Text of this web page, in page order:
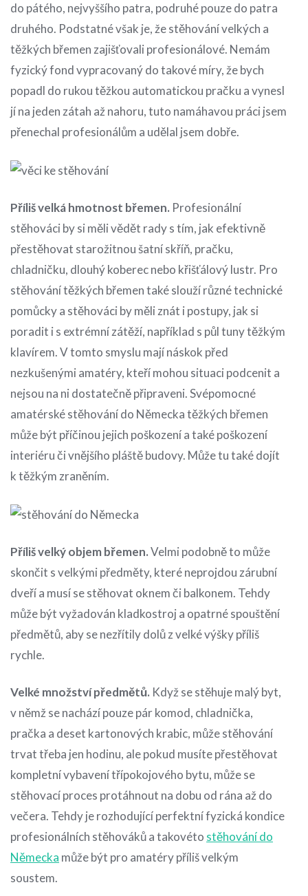
do pátého, nejvyššího patra, podruhé pouze do patra
druhého. Podstatné však je, že stěhování velkých a
těžkých břemen zajišťovali profesionálové. Nemám
fyzický fond vypracovaný do takové míry, že bych
popadl do rukou těžkou automatickou pračku a vynesl
jí na jeden zátah až nahoru, tuto namáhavou práci jsem
přenechal profesionálům a udělal jsem dobře.
Příliš velká hmotnost břemen. Profesionální
stěhováci by si měli vědět rady s tím, jak efektivně
přestěhovat starožitnou šatní skříň, pračku,
chladničku, dlouhý koberec nebo křišťálový lustr. Pro
stěhování těžkých břemen také slouží různé technické
pomůcky a stěhováci by měli znát i postupy, jak si
poradit i s extrémní zátěží, například s půl tuny těžkým
klavírem. V tomto smyslu mají náskok před
nezkušenými amatéry, kteří mohou situaci podcenit a
nejsou na ni dostatečně připraveni. Svépomocné
amatérské stěhování do Německa těžkých břemen
může být příčinou jejich poškození a také poškození
interiéru či vnějšího pláště budovy. Může tu také dojít
k těžkým zraněním.
Příliš velký objem břemen.Velmi podobně to může
skončit s velkými předměty, které neprojdou zárubní
dveří a musí se stěhovat oknem či balkonem. Tehdy
může být vyžadován kladkostroj a opatrné spouštění
předmětů, aby se nezřítily dolů z velké výšky příliš
rychle.
Velké množství předmětů. Když se stěhuje malý byt,
v němž se nachází pouze pár komod, chladnička,
pračka a deset kartonových krabic, může stěhování
trvat třeba jen hodinu, ale pokud musíte přestěhovat
kompletní vybavení třípokojového bytu, může se
stěhovací proces protáhnout na dobu od rána až do
večera. Tehdy je rozhodující perfektní fyzická kondice
profesionálních stěhováků a takovéto stěhování do
Německa může být pro amatéry příliš velkým
soustem.